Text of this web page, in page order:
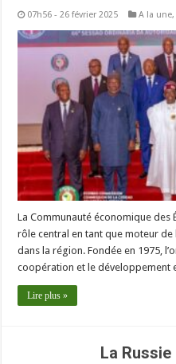
07h56 - 26 février 2025 A la une
La Communauté économique des
rôle central en tant que moteur
dans la région. Fondée en 1975,
coopération et le développement
Lire plus »
La